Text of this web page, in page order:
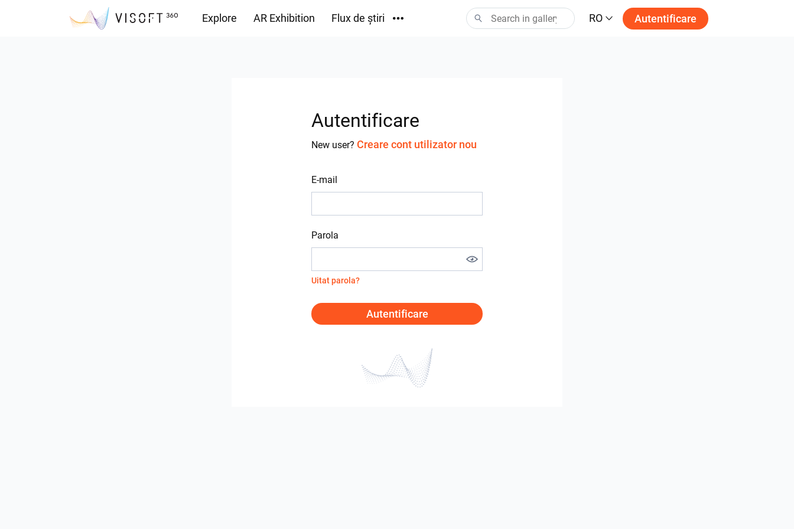
Explore AR Exhibition Flux de știri RO Autentificare
Autentificare
New user? Creare cont utilizator nou
E-mail
Parola
Uitat parola?
Autentificare